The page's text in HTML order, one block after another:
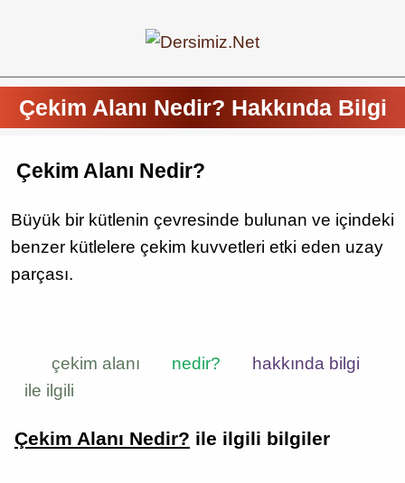
Çekim Alanı Nedir? Hakkında Bilgi
Çekim Alanı Nedir?
Büyük bir kütlenin çevresinde bulunan ve içindeki
benzer kütlelere çekim kuvvetleri etki eden uzay
parçası.
çekim alanı nedir?
hakkında bilgi
ile ilgili
Çekim Alanı Nedir? ile ilgili bilgiler